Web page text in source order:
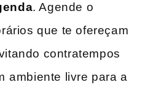
. Agende o
que te ofereçam⁣
contratempos
ambiente livre para a